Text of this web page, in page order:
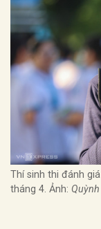
Thí sinh thi đánh
tháng 4. Ảnh: